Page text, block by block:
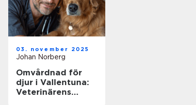
03. november 2025
Johan Norberg
Omvårdnad för
djur i Vallentuna:
Veterinärens